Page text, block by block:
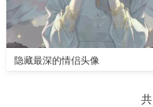
隐藏最深的情侣头像
共